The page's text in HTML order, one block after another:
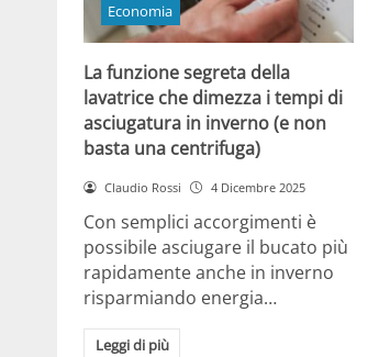
Economia
La funzione segreta della
lavatrice che dimezza i tempi di
asciugatura in inverno (e non
basta una centrifuga)
Claudio Rossi 4 Dicembre 2025
Con semplici accorgimenti è
possibile asciugare il bucato più
rapidamente anche in inverno
risparmiando energia…
Leggi di più